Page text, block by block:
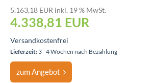
5.163,18 EUR inkl. 19 % MwSt.
4.338,81 EUR
Versandkostenfrei
Lieferzeit: 3 - 4 Wochen nach Bezahlung
zum Angebot